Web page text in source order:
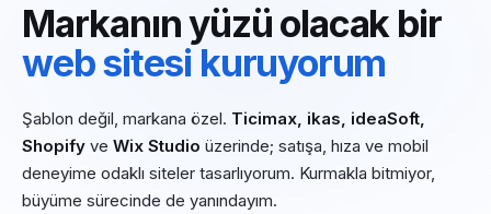
Markanın yüzü olacak bir
web sitesi kuruyorum
Şablon değil, markana özel. Ticimax, ikas, ideaSoft,
Shopify ve Wix Studio üzerinde; satışa, hıza ve mobil
deneyime odaklı siteler tasarlıyorum. Kurmakla bitmiyor,
büyüme sürecinde de yanındayım.